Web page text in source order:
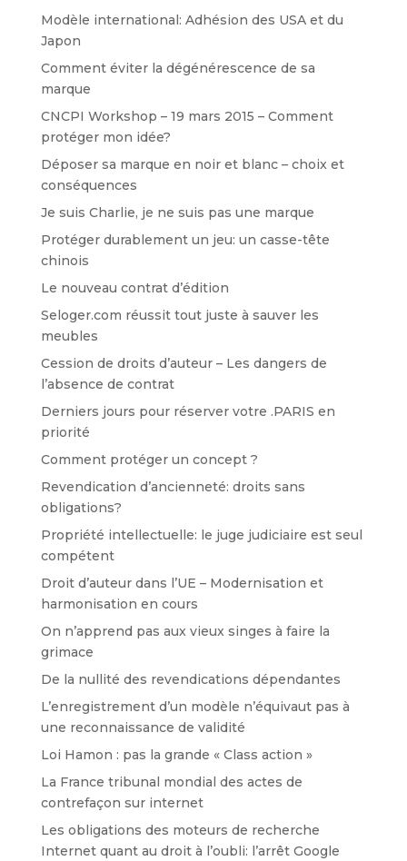
Modèle international: Adhésion des USA et du
Japon
Comment éviter la dégénérescence de sa
marque
CNCPI Workshop – 19 mars 2015 – Comment
protéger mon idée?
Déposer sa marque en noir et blanc – choix et
conséquences
Je suis Charlie, je ne suis pas une marque
Protéger durablement un jeu: un casse-tête
chinois
Le nouveau contrat d’édition
Seloger.com réussit tout juste à sauver les
meubles
Cession de droits d’auteur – Les dangers de
l’absence de contrat
Derniers jours pour réserver votre .PARIS en
priorité
Comment protéger un concept ?
Revendication d’ancienneté: droits sans
obligations?
Propriété intellectuelle: le juge judiciaire est seul
compétent
Droit d’auteur dans l’UE – Modernisation et
harmonisation en cours
On n’apprend pas aux vieux singes à faire la
grimace
De la nullité des revendications dépendantes
L’enregistrement d’un modèle n’équivaut pas à
une reconnaissance de validité
Loi Hamon : pas la grande « Class action »
La France tribunal mondial des actes de
contrefaçon sur internet
Les obligations des moteurs de recherche
Internet quant au droit à l’oubli: l’arrêt Google